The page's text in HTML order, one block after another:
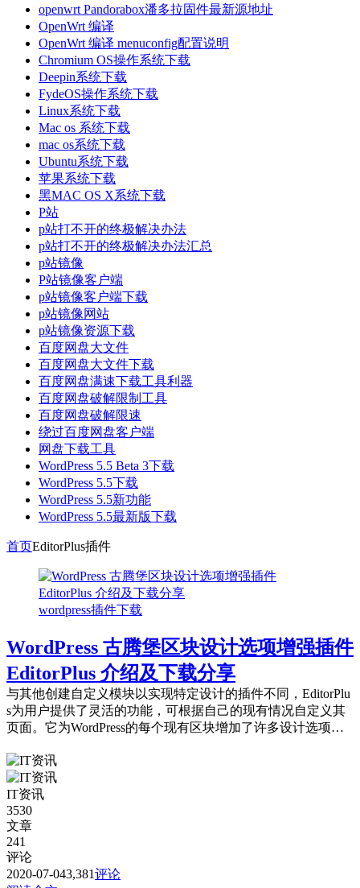
openwrt Pandorabox潘多拉固件最新源地址
OpenWrt 编译
OpenWrt 编译 menuconfig配置说明
Chromium OS操作系统下载
Deepin系统下载
FydeOS操作系统下载
Linux系统下载
Mac os 系统下载
mac os系统下载
Ubuntu系统下载
苹果系统下载
黑MAC OS X系统下载
P站
p站打不开的终极解决办法
p站打不开的终极解决办法汇总
p站镜像
P站镜像客户端
p站镜像客户端下载
p站镜像网站
p站镜像资源下载
百度网盘大文件
百度网盘大文件下载
百度网盘满速下载工具利器
百度网盘破解限制工具
百度网盘破解限速
绕过百度网盘客户端
网盘下载工具
WordPress 5.5 Beta 3下载
WordPress 5.5下载
WordPress 5.5新功能
WordPress 5.5最新版下载
首页EditorPlus插件
wordpress插件下载
WordPress 古腾堡区块设计选项增强插件
EditorPlus 介绍及下载分享
与其他创建自定义模块以实现特定设计的插件不同，EditorPlu
s为用户提供了灵活的功能，可根据自己的现有情况自定义其
页面。它为WordPress的每个现有区块增加了许多设计选项。
IT资讯
3530
文章
241
评论
2020-07-043,381评论